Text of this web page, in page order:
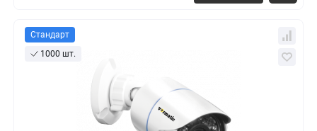
Стандарт
1000 шт.